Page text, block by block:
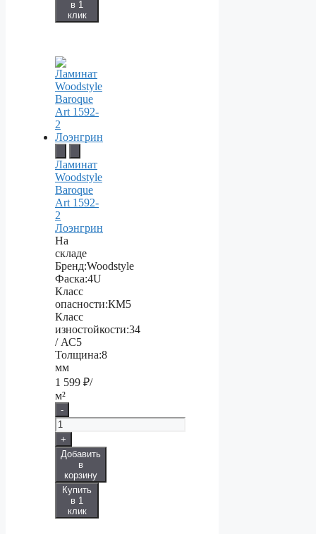
в 1
клик
Ламинат
Woodstyle
Baroque
Art 1592-
2
Лоэнгрин
На
складе
Бренд:Woodstyle
Фаска:4U
Класс
опасности:КМ5
Класс
изностойкости:34
/ АС5
Толщина:8
мм
1 599 ₽/
м²
-
+
Добавить
в
корзину
Купить
в 1
клик